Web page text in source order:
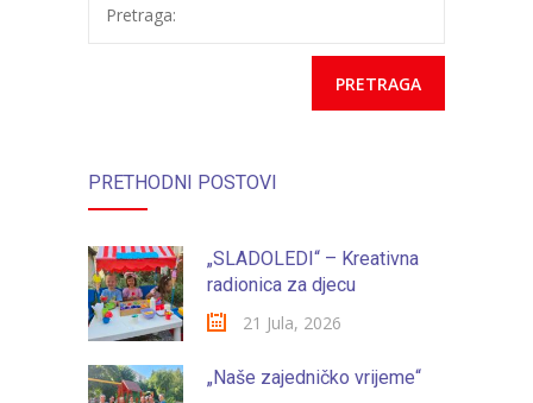
---- Nabavka usluga iz anexa II dio B
Edukacije
-- Edukacije zaposlenika
Za roditelje
-- Jelovnik za djecu
Pretraga:
PRETHODNI POSTOVI
„SLADOLEDI“ – Kreativna
radionica za djecu
21 Jula, 2026
„Naše zajedničko vrijeme“